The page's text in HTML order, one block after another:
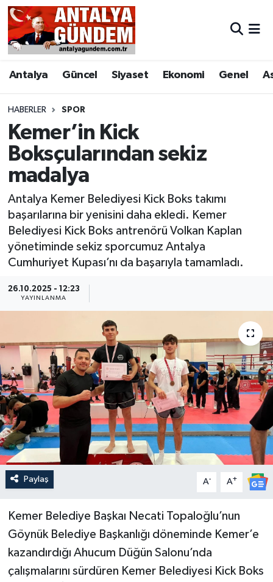
Antalya Güncel Siyaset Ekonomi Genel
HABERLER SPOR
Kemer’in Kick
Boksçularından sekiz
madalya
Antalya Kemer Belediyesi Kick Boks takımı
başarılarına bir yenisini daha ekledi. Kemer
Belediyesi Kick Boks antrenörü Volkan Kaplan
yönetiminde sekiz sporcumuz Antalya
Cumhuriyet Kupası’nı da başarıyla tamamladı.
26.10.2025 - 12:23
YAYINLANMA
Paylaş A- A+
Kemer Belediye Başkaı Necati Topaloğlu’nun
Göynük Belediye Başkanlığı döneminde Kemer’e
kazandırdığı Ahucum Düğün Salonu’nda
çalışmalarını sürdüren Kemer Belediyesi Kick Boks
Antalya
Asayiş
Bilim & Teknoloji
Bölge
EĞİTİM
Ekonomi
Genel
Görüntülü Haber
Güncel
Kültür & Sanat
Magazin
Resmi İlan
Sağlık & Yaşam
Siyaset
Spor
Antalya Nöbetçi Eczaneler
Antalya Hava Durumu
Antalya Namaz Vakitleri
Antalya Trafik Yoğunluk Haritası
Süper Lig Puan Durumu ve Fikstür
Tüm Manşetler
Son Dakika Haberleri
Haber Arşivi